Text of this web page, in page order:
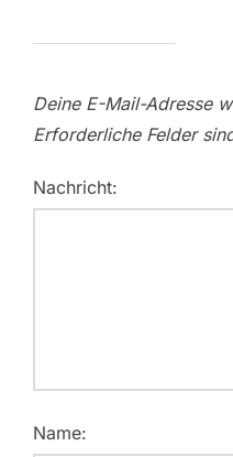
Deine E-Mail-Adresse
Erforderliche Felder
Nachricht:
Name: